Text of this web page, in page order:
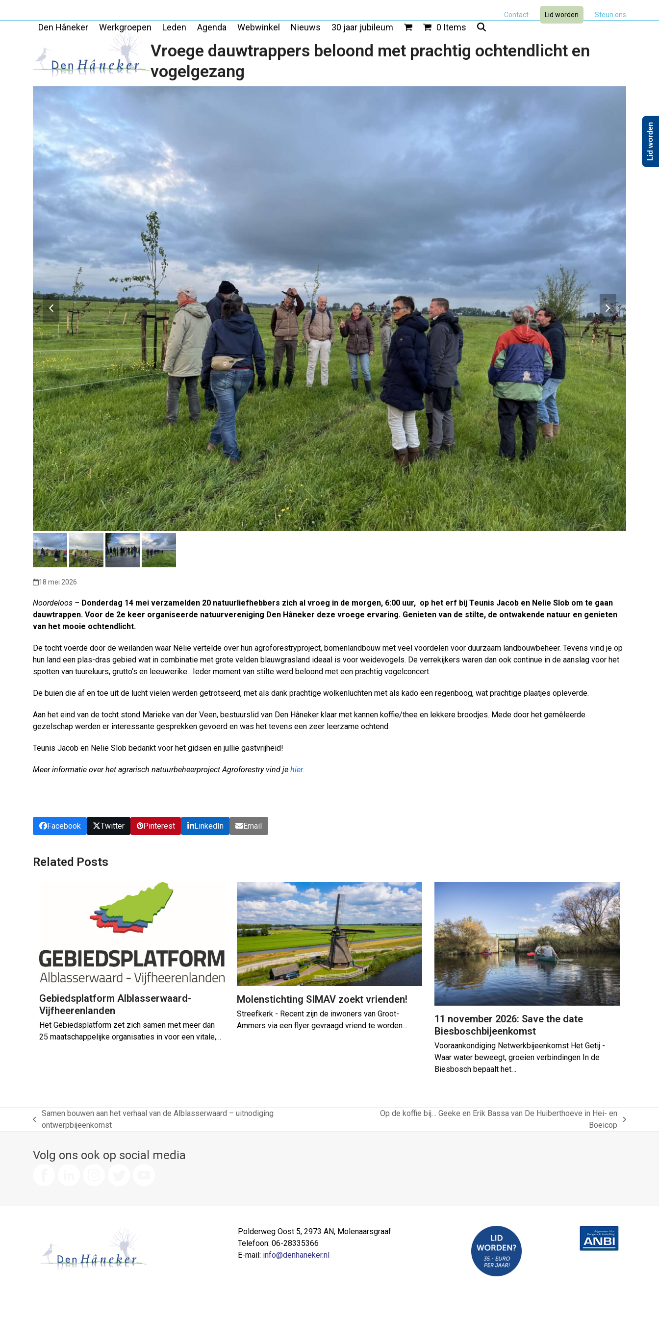
Contact Lid worden Steun ons
Den Hâneker Werkgroepen Leden Agenda Webwinkel Nieuws 30 jaar jubileum 0 Items
Vroege dauwtrappers beloond met prachtig ochtendlicht en
vogelgezang
previous
slide
next
slide
18 mei 2026
Noordeloos – Donderdag 14 mei verzamelden 20 natuurliefhebbers zich al vroeg in de morgen, 6:00 uur, op het erf bij Teunis Jacob en Nelie Slob om te gaan
dauwtrappen. Voor de 2e keer organiseerde natuurvereniging Den Hâneker deze vroege ervaring. Genieten van de stilte, de ontwakende natuur en genieten
van het mooie ochtendlicht.
De tocht voerde door de weilanden waar Nelie vertelde over hun agroforestryproject, bomenlandbouw met veel voordelen voor duurzaam landbouwbeheer. Tevens vind je op
hun land een plas-dras gebied wat in combinatie met grote velden blauwgrasland ideaal is voor weidevogels. De verrekijkers waren dan ook continue in de aanslag voor het
spotten van tuureluurs, grutto’s en leeuwerike. Ieder moment van stilte werd beloond met een prachtig vogelconcert.
De buien die af en toe uit de lucht vielen werden getrotseerd, met als dank prachtige wolkenluchten met als kado een regenboog, wat prachtige plaatjes opleverde.
Aan het eind van de tocht stond Marieke van der Veen, bestuurslid van Den Hâneker klaar met kannen koffie/thee en lekkere broodjes. Mede door het gemêleerde
gezelschap werden er interessante gesprekken gevoerd en was het tevens een zeer leerzame ochtend.
Teunis Jacob en Nelie Slob bedankt voor het gidsen en jullie gastvrijheid!
Meer informatie over het agrarisch natuurbeheerproject Agroforestry vind jehier.
Facebook Twitter Pinterest LinkedIn Email
Related Posts
Gebiedsplatform Alblasserwaard-
Vijfheerenlanden
Het Gebiedsplatform zet zich samen met meer dan
25 maatschappelijke organisaties in voor een vitale,…
Molenstichting SIMAV zoekt vrienden!
Streefkerk - Recent zijn de inwoners van Groot-
Ammers via een flyer gevraagd vriend te worden…
11 november 2026: Save the date
Biesboschbijeenkomst
Vooraankondiging Netwerkbijeenkomst Het Getij -
Waar water beweegt, groeien verbindingen In de
Biesbosch bepaalt het…
previous
Samen bouwen aan het verhaal van de Alblasserwaard – uitnodiging
ontwerpbijeenkomst
Op de koffie bij… Geeke en Erik Bassa van De Huiberthoeve in Hei- en
Boeicop
Volg ons ook op social media
Polderweg Oost 5, 2973 AN, Molenaarsgraaf
Telefoon: 06-28335366
E-mail: info@denhaneker.nl
Lid worden